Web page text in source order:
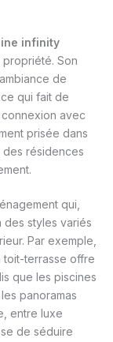
infinity
Son
de
qui fait de
avec
prisée dans
des résidences
qui,
des styles variés
Par exemple,
toit-terrasse offre
que les piscines
panoramas
entre luxe
de séduire